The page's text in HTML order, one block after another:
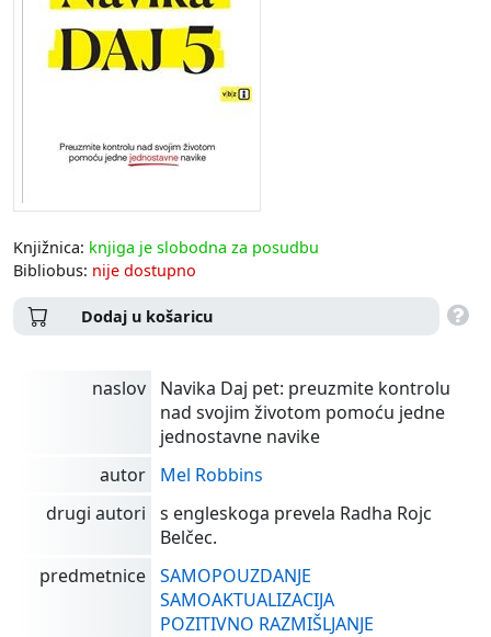
Knjižnica: knjiga je slobodna za posudbu
Bibliobus: nije dostupno
Dodaj u košaricu
naslov
Navika Daj pet: preuzmite kontrolu
nad svojim životom pomoću jedne
jednostavne navike
autor
Mel Robbins
drugi autori
s engleskoga prevela Radha Rojc
Belčec.
predmetnice SAMOPOUZDANJE
SAMOAKTUALIZACIJA
POZITIVNO RAZMIŠLJANJE